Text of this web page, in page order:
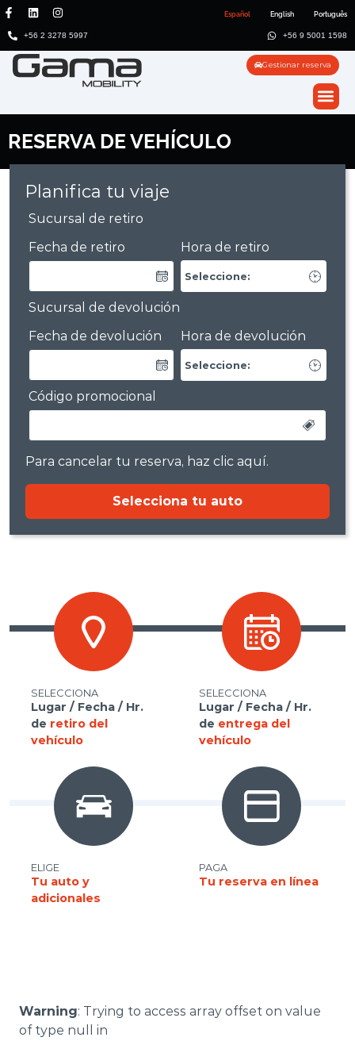
Español English Português
+56 2 3278 5997 +56 9 5001 1598
Gestionar reserva
RESERVA DE VEHÍCULO
Planifica tu viaje
Sucursal de retiro
Fecha de retiro
Hora de retiro
Sucursal de devolución
Fecha de devolución
Hora de devolución
Código promocional
Para cancelar tu reserva, haz clic aquí.
Selecciona tu auto
SELECCIONA
Lugar / Fecha / Hr.
de retiro del
vehículo
SELECCIONA
Lugar / Fecha / Hr.
de entrega del
vehículo
ELIGE
Tu auto y
adicionales
PAGA
Tu reserva en línea
Warning: Trying to access array offset on value
of type null in